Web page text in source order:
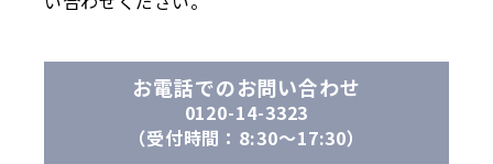
お電話でのお問い合わせ
0120-14-3323
（受付時間：8:30〜17:30）